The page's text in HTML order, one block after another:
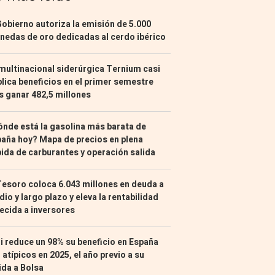
autoriza la emisión de 5.000
de oro dedicadas al cerdo ibérico
siderúrgica Ternium casi
beneficios en el primer semestre
ganar 482,5 millones
está la gasolina más barata de
hoy? Mapa de precios en plena
de carburantes y operación salida
coloca 6.043 millones en deuda a
y largo plazo y eleva la rentabilidad
a inversores
reduce un 98% su beneficio en España
en 2025, el año previo a su
a Bolsa